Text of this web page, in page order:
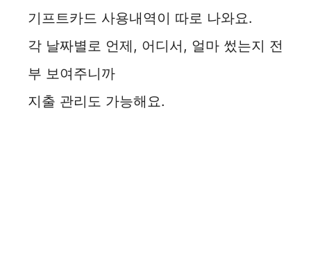
기프트카드 사용내역이 따로 나와요.
각 날짜별로 언제, 어디서, 얼마 썼는지 전
부 보여주니까
지출 관리도 가능해요.